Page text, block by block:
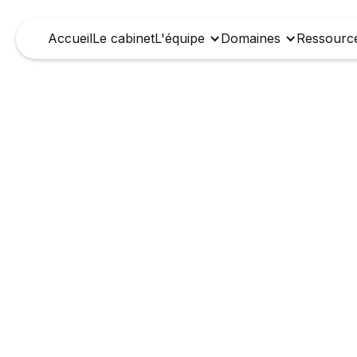
AccueilLe cabinetL'équipe Domaines